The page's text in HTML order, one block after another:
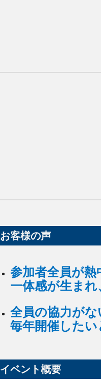
お客様の声
参加者全員が
一体感が生ま
全員の協力がな
毎年開催した
イベント概要